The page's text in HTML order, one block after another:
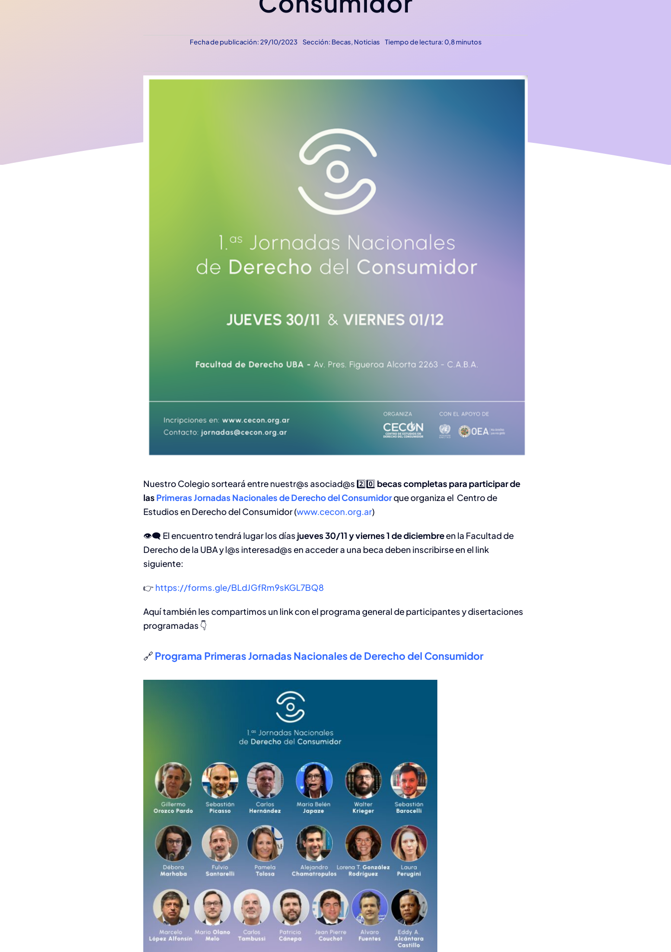
Fecha de publicación: 29/10/2023 Sección: Becas, Noticias Tiempo de lectura: 0,8 minutos
Nuestro Colegio sorteará entre nuestr@s asociad@s2️⃣0️⃣ becas completas para participar de
las Primeras Jornadas Nacionales de Derecho del Consumidorque organiza el Centro de
Estudios en Derecho del Consumidor (www.cecon.org.ar)
👁‍🗨 El encuentro tendrá lugar los días jueves 30/11 y viernes 1 de diciembreen la Facultad de
Derecho de la UBA y l@s interesad@s en acceder a una beca deben inscribirse en el link
siguiente:
👉 https://forms.gle/BLdJGfRm9sKGL7BQ8
Aquí también les compartimos un link con el programa general de participantes y disertaciones
programadas 👇
🔗 Programa Primeras Jornadas Nacionales de Derecho del Consumidor